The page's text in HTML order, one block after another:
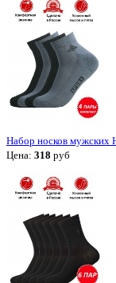
Набор носков мужских
Цена: 318 руб